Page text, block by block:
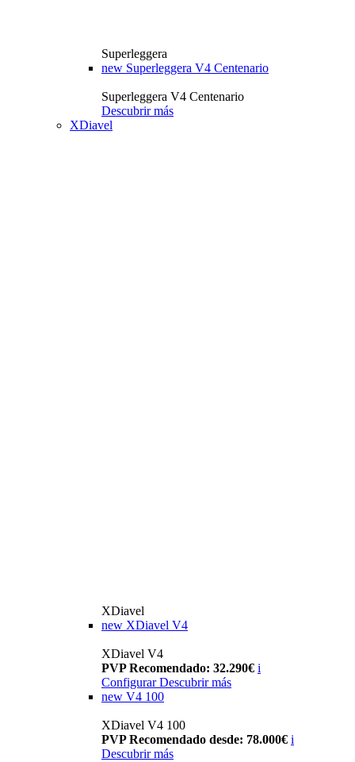
Superleggera
new Superleggera V4 Centenario
Superleggera V4 Centenario
Descubrir más
XDiavel
XDiavel
new XDiavel V4
XDiavel V4
PVP Recomendado: 32.290€ i
Configurar Descubrir más
new V4 100
XDiavel V4 100
PVP Recomendado desde: 78.000€ i
Descubrir más